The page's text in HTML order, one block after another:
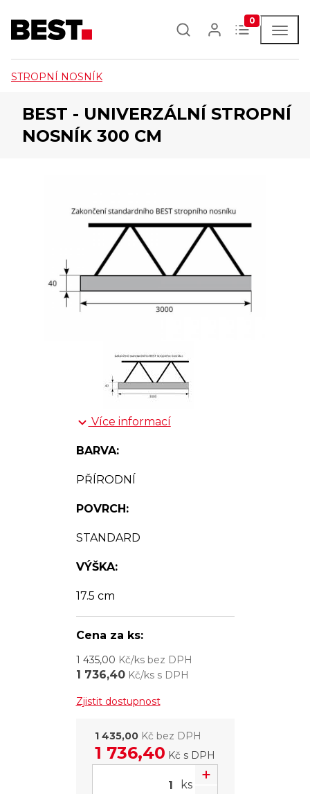
0
STROPNÍ NOSNÍK
BEST - UNIVERZÁLNÍ STROPNÍ
NOSNÍK 300 CM
Více informací
BARVA:
PŘÍRODNÍ
POVRCH:
STANDARD
VÝŠKA:
17.5 cm
Cena za ks:
1 435,00 Kč/ks bez DPH
1 736,40Kč/ks s DPH
Zjistit dostupnost
1 435,00 Kč bez DPH
1 736,40 Kč s DPH
ks